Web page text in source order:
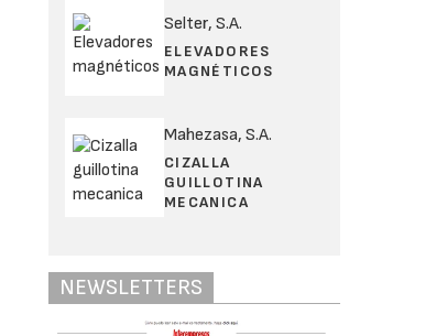
Selter, S.A.
ELEVADORES
MAGNÉTICOS
Mahezasa, S.A.
CIZALLA
GUILLOTINA
MECANICA
NEWSLETTERS